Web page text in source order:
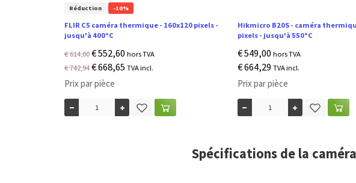
Réduction -10%
FLIR C5 caméra thermique - 160x120 pixels -
jusqu'à 400°C
€ 614,00€ 552,60 hors TVA
€ 742,94€ 668,65 TVA incl.
Prix par pièce
Hikmicro B20S - caméra
pixels - jusqu'à 550°C
€ 549,00 hors TVA
€ 664,29 TVA incl.
Prix par pièce
Spécifications de la